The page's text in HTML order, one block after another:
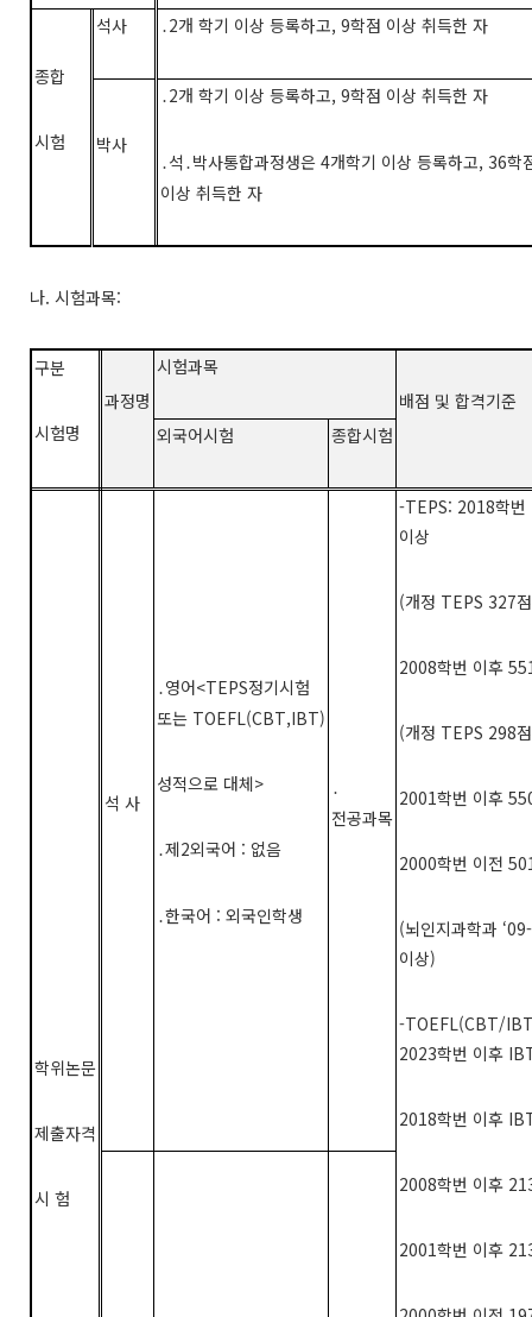
종합
시험
석사 ․ 2개 학기 이상 등록하고, 9학점 이상 취득한 자
박사
․ 2개 학기 이상 등록하고, 9학점 이상 취득한 자
․ 석 ․ 박사통합과정생은4개학기 이상 등록하고, 36학
이상 취득한 자
나. 시험과목:
구분
시험명
과정명
시험과목
배점 및 합격기준
외국어시험
종합시험
학위논문
제출자격
시 험
석 사
․ 영어<TEPS정기시험
또는TOEFL(CBT,IBT)
성적으로 대체>
․제2외국어 : 없음
․한국어 : 외국인학생
․
전공과목
-TEPS: 2018학번
이상
(개정 TEPS 327
2008학번 이후
(개정 TEPS 298
2001학번 이후
2000학번 이전
(뇌인지과학과
이상)
-TOEFL(CBT/
2023학번 이후
2018학번 이후
2008학번 이후
2001학번 이후